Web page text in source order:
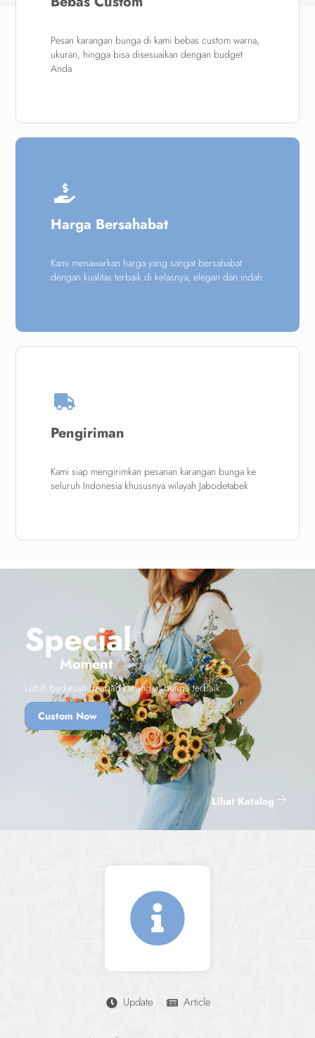
Pesan karangan bunga di kami bebas custom warna,
ukuran, hingga bisa disesuaikan dengan budget
Anda
Harga Bersahabat
Kami menawarkan harga yang sangat bersahabat
dengan kualitas terbaik di kelasnya, elegan dan indah
Pengiriman
Kami siap mengirimkan pesanan karangan bunga ke
seluruh Indonesia khususnya wilayah Jabodetabek
Special
Moment
Lebih berkesan dengan karangan bunga terbaik
Custom Now
Lihat Katalog
Update Article